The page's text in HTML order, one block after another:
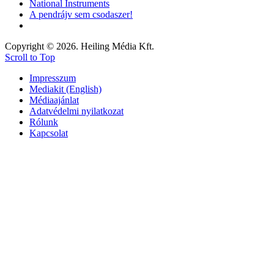
National Instruments
A pendrájv sem csodaszer!
Copyright © 2026. Heiling Média Kft.
Scroll to Top
Impresszum
Mediakit (English)
Médiaajánlat
Adatvédelmi nyilatkozat
Rólunk
Kapcsolat